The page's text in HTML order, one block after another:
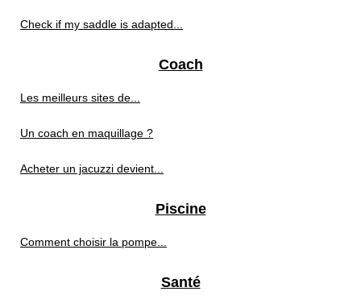
Check if my saddle is adapted...
Coach
Les meilleurs sites de...
Un coach en maquillage ?
Acheter un jacuzzi devient...
Piscine
Comment choisir la pompe...
Santé